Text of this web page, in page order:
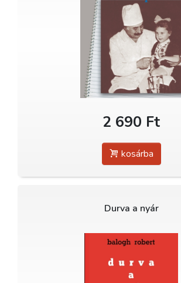
2 690 Ft
kosárba
Durva a nyár